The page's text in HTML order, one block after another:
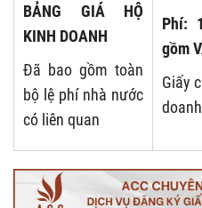
BẢNG GIÁ HỘ
KINH DOANH
Đã bao gồm toàn
bộ lệ phí nhà nước
có liên quan
Phí:
gồm
Giấy
doanh